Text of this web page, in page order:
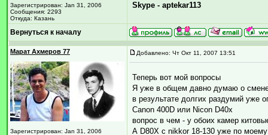
Зарегистрирован: Jan 31, 2006
Сообщения: 2293
Откуда: Казань
Skype - aptekar113
Вернуться к началу
Марат Ахмеров 77
Зарегистрирован: Jan 31, 2006
Добавлено: Чт Окт 11, 2007 13:51
Теперь вот мой вопросы
Я уже в общем давно думаю о
в результате долгих раздумий уже
Canon 400D или Nicon D40x
вопрос в чем - у обоих камер
А D80X с nikkor 18-130 уже по